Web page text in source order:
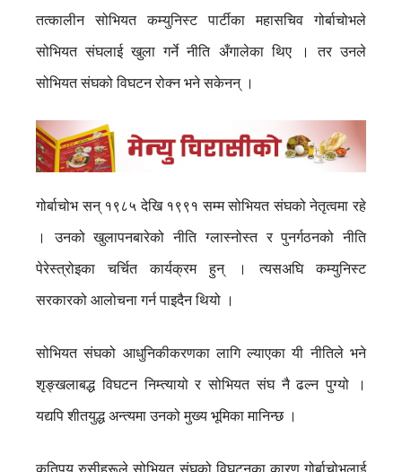
तत्कालीन सोभियत कम्युनिस्ट पार्टीका महासचिव गोर्बाचोभले
सोभियत संघलाई खुला गर्ने नीति अँगालेका थिए । तर उनले
सोभियत संघको विघटन रोक्न भने सकेनन् ।
गोर्बाचोभ सन् १९८५ देखि १९९१ सम्म सोभियत संघको नेतृत्वमा रहे
। उनको खुलापनबारेको नीति ग्लास्नोस्त र पुनर्गठनको नीति
पेरेस्त्रोइका चर्चित कार्यक्रम हुन् । त्यसअघि कम्युनिस्ट
सरकारको आलोचना गर्न पाइदैन थियो ।
सोभियत संघको आधुनिकीकरणका लागि ल्याएका यी नीतिले भने
शृङ्खलाबद्ध विघटन निम्त्यायो र सोभियत संघ नै ढल्न पुग्यो ।
यद्यपि शीतयुद्ध अन्त्यमा उनको मुख्य भूमिका मानिन्छ ।
कतिपय रुसीहरूले सोभियत संघको विघटनका कारण गोर्बाचोभलाई